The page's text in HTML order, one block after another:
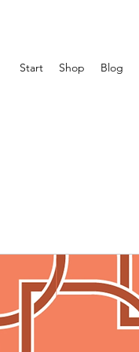
Start Shop Blog